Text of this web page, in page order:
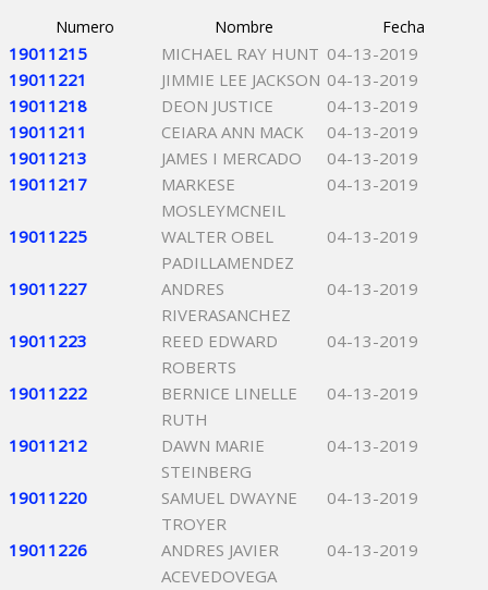
Numero Nombre Fecha
19011215 MICHAEL RAY HUNT 04-13-2019
19011221
JIMMIE LEE JACKSON 04-13-2019
19011218
DEON JUSTICE
04-13-2019
19011211
CEIARA ANN MACK
04-13-2019
19011213
JAMES I MERCADO
04-13-2019
19011217
MARKESE
MOSLEYMCNEIL
04-13-2019
19011225
WALTER OBEL
PADILLAMENDEZ
04-13-2019
19011227
ANDRES
RIVERASANCHEZ
04-13-2019
19011223
REED EDWARD
ROBERTS
04-13-2019
19011222
BERNICE LINELLE
RUTH
04-13-2019
19011212
DAWN MARIE
STEINBERG
04-13-2019
19011220
SAMUEL DWAYNE
TROYER
04-13-2019
19011226
ANDRES JAVIER
ACEVEDOVEGA
04-13-2019